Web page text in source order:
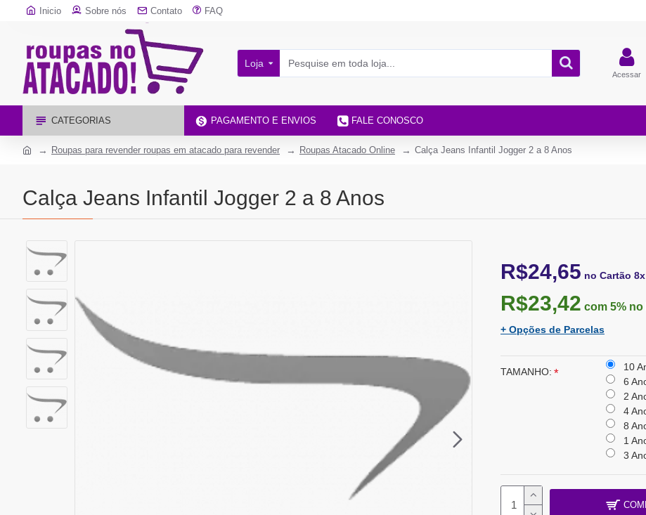
Inicio Sobre nós Contato FAQ
Loja
Acessar
CATEGORIAS PAGAMENTO E ENVIOS FALE CONOSCO
Roupas para revender roupas em atacado para revender Roupas Atacado Online Calça Jeans Infantil Jogger 2 a 8 Anos
Calça Jeans Infantil Jogger 2 a 8 Anos
R$24,65 no Cartão
R$23,42 com 5% no
+ Opções de Parcelas
TAMANHO:
10
6
2
4
8
1
3